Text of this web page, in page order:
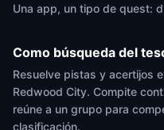
Una app, un tipo de quest:
Como búsqueda del
Resuelve pistas y acertijos
Redwood City. Compite
reúne a un grupo para
clasificación.